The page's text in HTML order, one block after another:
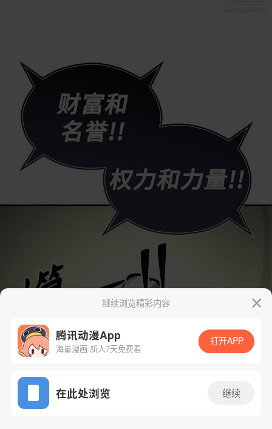
App免费看
继续浏览精彩内容
腾讯动漫App
海量漫画 新人7天免费看
打开APP
在此处浏览 继续